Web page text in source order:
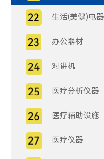
生活(美健)电器
办公器材
对讲机
医疗分析仪器
医疗辅助设施
医疗仪器